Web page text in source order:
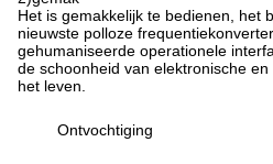
Het is gemakkelijk te bedienen, het
nieuwste polloze
gehumaniseerde operationele
de schoonheid van elektronische
het leven.
Ontvochtiging